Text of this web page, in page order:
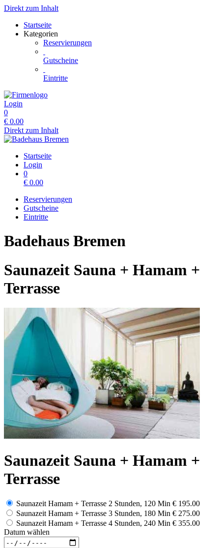
Direkt zum Inhalt
Startseite
Kategorien
Reservierungen
Gutscheine
Eintritte
Login
0
€ 0.00
Direkt zum Inhalt
Startseite
Login
0
€ 0.00
Reservierungen
Gutscheine
Eintritte
Badehaus Bremen
Saunazeit Sauna + Hamam +
Terrasse
Saunazeit Sauna + Hamam +
Terrasse
Saunazeit Hamam + Terrasse 2 Stunden, 120 Min € 195.00
Saunazeit Hamam + Terrasse 3 Stunden, 180 Min € 275.00
Saunazeit Hamam + Terrasse 4 Stunden, 240 Min € 355.00
Datum wählen